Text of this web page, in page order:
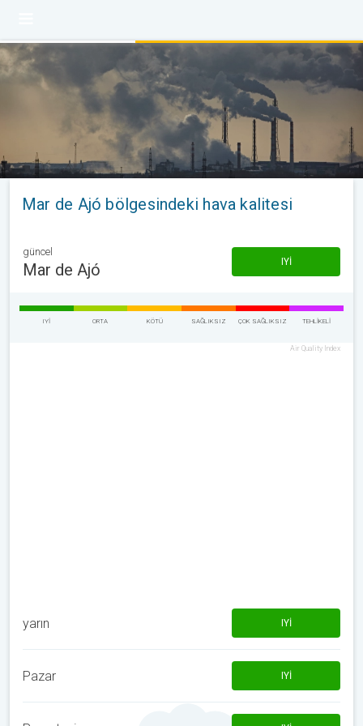
Mar de Ajó bölgesindeki hava kalitesi
güncel
Mar de Ajó IYI
IYI ORTA KÖTÜ SAĞLIKSIZ ÇOK SAĞLIKSIZ TEHLIKELI
Air Quality Index
yarın IYI
Pazar IYI